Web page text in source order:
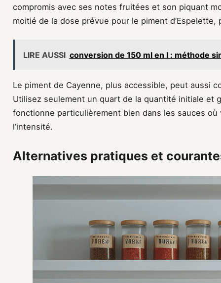
compromis avec ses notes fruitées et son piquant
moitié de la dose prévue pour le piment
LIRE AUSSI conversion de 150 ml en l : méthode
Le piment de Cayenne, plus accessible, peut aussi
Utilisez seulement un quart de la quantité initiale et
fonctionne particulièrement bien dans les sauces
l’intensité.
Alternatives pratiques et